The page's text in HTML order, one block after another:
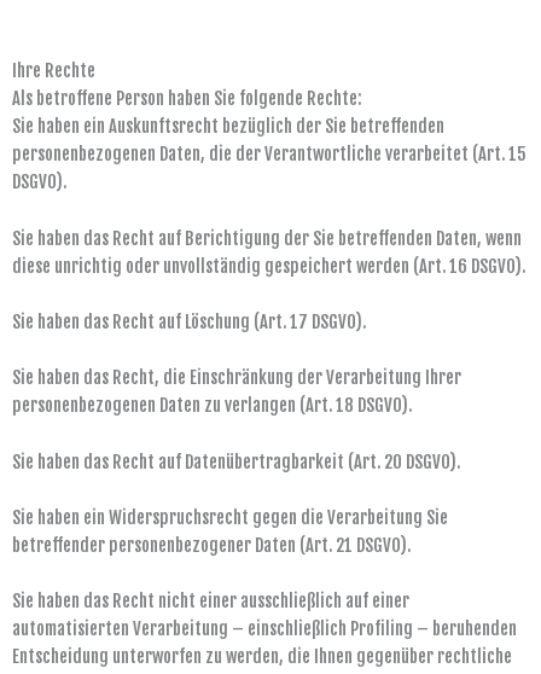
Ihre Rechte
Als betroffene Person haben Sie folgende Rechte:
Sie haben ein Auskunftsrecht bezüglich der Sie betreffenden
personenbezogenen Daten, die der Verantwortliche verarbeitet (Art. 15
DSGVO).
Sie haben das Recht auf Berichtigung der Sie betreffenden Daten, wenn
diese unrichtig oder unvollständig gespeichert werden (Art. 16 DSGVO).
Sie haben das Recht auf Löschung (Art. 17 DSGVO).
Sie haben das Recht, die Einschränkung der Verarbeitung Ihrer
personenbezogenen Daten zu verlangen (Art. 18 DSGVO).
Sie haben das Recht auf Datenübertragbarkeit (Art. 20 DSGVO).
Sie haben ein Widerspruchsrecht gegen die Verarbeitung Sie
betreffender personenbezogener Daten (Art. 21 DSGVO).
Sie haben das Recht nicht einer ausschließlich auf einer
automatisierten Verarbeitung – einschließlich Profiling – beruhenden
Entscheidung unterworfen zu werden, die Ihnen gegenüber rechtliche